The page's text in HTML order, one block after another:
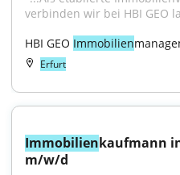
verbinden wir bei HBI GEO
HBI GEO Immobilien
Erfurt
Immobilienkaufmann
m/w/d